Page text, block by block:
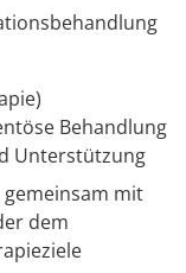
Behandlung
Unterstützung
mit
dem